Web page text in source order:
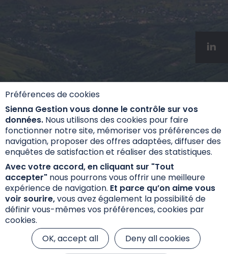
Préférences de cookies
Sienna Gestion vous donne le contrôle sur vos
données. Nous utilisons des cookies pour faire
fonctionner notre site, mémoriser vos préférences de
navigation, proposer des offres adaptées, diffuser des
enquêtes de satisfaction et réaliser des statistiques.
Avec votre accord, en cliquant sur "Tout
accepter" nous pourrons vous offrir une meilleure
expérience de navigation. Et parce qu’on aime vous
voir sourire,vous avez également la possibilité de
définir vous-mêmes vos préférences, cookies par
cookies.
OK, accept all
Deny all cookies